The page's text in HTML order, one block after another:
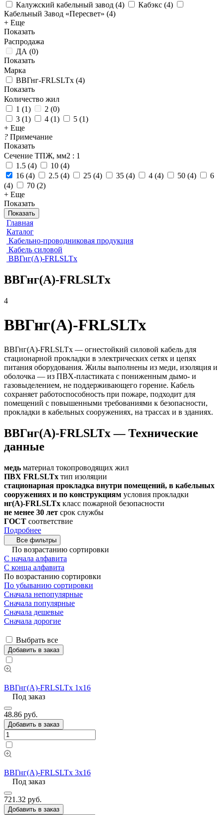
Калужский кабельный завод (4) Кабэкс (4)
Кабельный Завод «Пересвет» (4)
+ Еще
Показать
Распродажа
ДА (0)
Показать
Марка
ВВГнг-FRLSLTx (4)
Показать
Количество жил
1 (1) 2 (0)
3 (1) 4 (1) 5 (1)
+ Еще
? Примечание
Показать
Сечение ТПЖ, мм2 : 1
1.5 (4) 10 (4)
16 (4) 2.5 (4) 25 (4) 35 (4) 4 (4) 50 (4)
6
(4) 70 (2)
+ Еще
Показать
Показать
Главная
Каталог
Кабельно-проводниковая продукция
Кабель силовой
ВВГнг(А)-FRLSLTx
ВВГнг(А)-FRLSLTx
4
ВВГнг(А)-FRLSLTx
ВВГнг(А)-FRLSLTx — огнестойкий силовой кабель для
стационарной прокладки в электрических сетях и цепях
питания оборудования. Жилы выполнены из меди, изоляция и
оболочка — из ПВХ-пластиката с пониженным дымо- и
газовыделением, не поддерживающего горение. Кабель
сохраняет работоспособность при пожаре, подходит для
помещений с повышенными требованиями к безопасности,
прокладки в кабельных сооружениях, на трассах и в зданиях.
ВВГнг(А)-FRLSLTx — Технические
данные
медь материал токопроводящих жил
ПВХ FRLSLTx тип изоляции
стационарная прокладка внутри помещений, в кабельных
сооружениях и по конструкциям условия прокладки
нг(А)-FRLSLTx класс пожарной безопасности
не менее 30 лет срок службы
ГОСТ соответствие
Подробнее
Все фильтры
По возрастанию сортировки
С начала алфавита
С конца алфавита
По возрастанию сортировки
По убыванию сортировки
Сначала непопулярные
Сначала популярные
Сначала дешевые
Сначала дорогие
Выбрать все
Добавить в заказ
ВВГнг(А)-FRLSLTx 1х16
Под заказ
48.86 руб.
Добавить в заказ
ВВГнг(А)-FRLSLTx 3х16
Под заказ
721.32 руб.
Добавить в заказ